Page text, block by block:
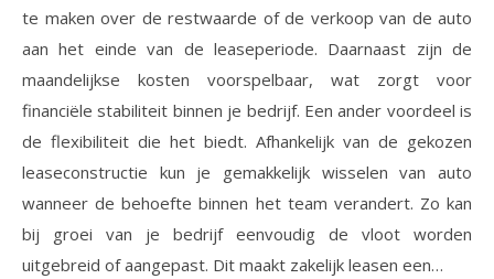
te maken over de restwaarde of de verkoop van de auto
aan het einde van de leaseperiode. Daarnaast zijn de
maandelijkse kosten voorspelbaar, wat zorgt voor
financiële stabiliteit binnen je bedrijf. Een ander voordeel is
de flexibiliteit die het biedt. Afhankelijk van de gekozen
leaseconstructie kun je gemakkelijk wisselen van auto
wanneer de behoefte binnen het team verandert. Zo kan
bij groei van je bedrijf eenvoudig de vloot worden
uitgebreid of aangepast. Dit maakt zakelijk leasen een…